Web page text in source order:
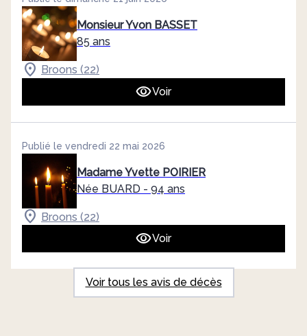
Monsieur Yvon BASSET
85 ans
Broons (22)
Voir
Publié le vendredi 22 mai 2026
Madame Yvette POIRIER
Née BUARD - 94 ans
Broons (22)
Voir
Voir tous les avis de décès